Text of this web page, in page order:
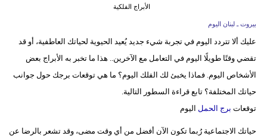
أزياء
إسلامية
الأبراج الفلكية
بيروت ـ لبنان اليوم
عليك ألا تتردد اليوم في تجربة شيء جديد يُعيد الحيوية لحياتك العاطفية، أو قد
تقضي وقتًا طويلًا اليوم في التعامل مع الآخرين.. هذا ما تخبر به الأبراج بعض
الأشخاص اليوم. فماذا يخبئ لك الفلك اليوم؟ ما هي توقعات برجك حول جوانب
حياتك المختلفة؟ تابع قراءة السطور التالية.
توقعات برج الحمل اليوم
حياتك الاجتماعية رُبما تكون الآن أفضل من أي وقت مضى، وقد تشعر بالرضا عن